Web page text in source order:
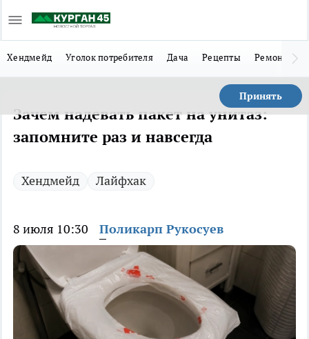
Хендмейд Уголок потребителя Дача Рецепты Ремонт
Принять
Зачем надевать пакет на унитаз:
запомните раз и навсегда
Хендмейд Лайфхак
8 июля 10:30 Поликарп Рукосуев